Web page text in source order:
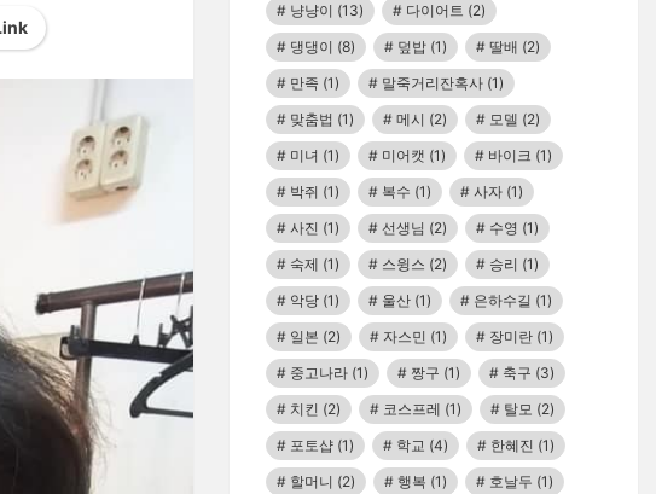
냥냥이 (13) 다이어트 (2)
댕댕이 (8) 덮밥 (1) 딸배 (2)
만족 (1) 말죽거리잔혹사 (1)
맞춤법 (1) 메시 (2) 모델 (2)
미녀 (1) 미어캣 (1) 바이크 (1)
박쥐 (1) 복수 (1) 사자 (1)
사진 (1) 선생님 (2) 수영 (1)
숙제 (1) 스윙스 (2) 승리 (1)
악당 (1) 울산 (1) 은하수길 (1)
일본 (2) 자스민 (1) 장미란 (1)
중고나라 (1) 짱구 (1) 축구 (3)
치킨 (2) 코스프레 (1) 탈모 (2)
포토샵 (1) 학교 (4) 한혜진 (1)
할머니 (2) 행복 (1) 호날두 (1)